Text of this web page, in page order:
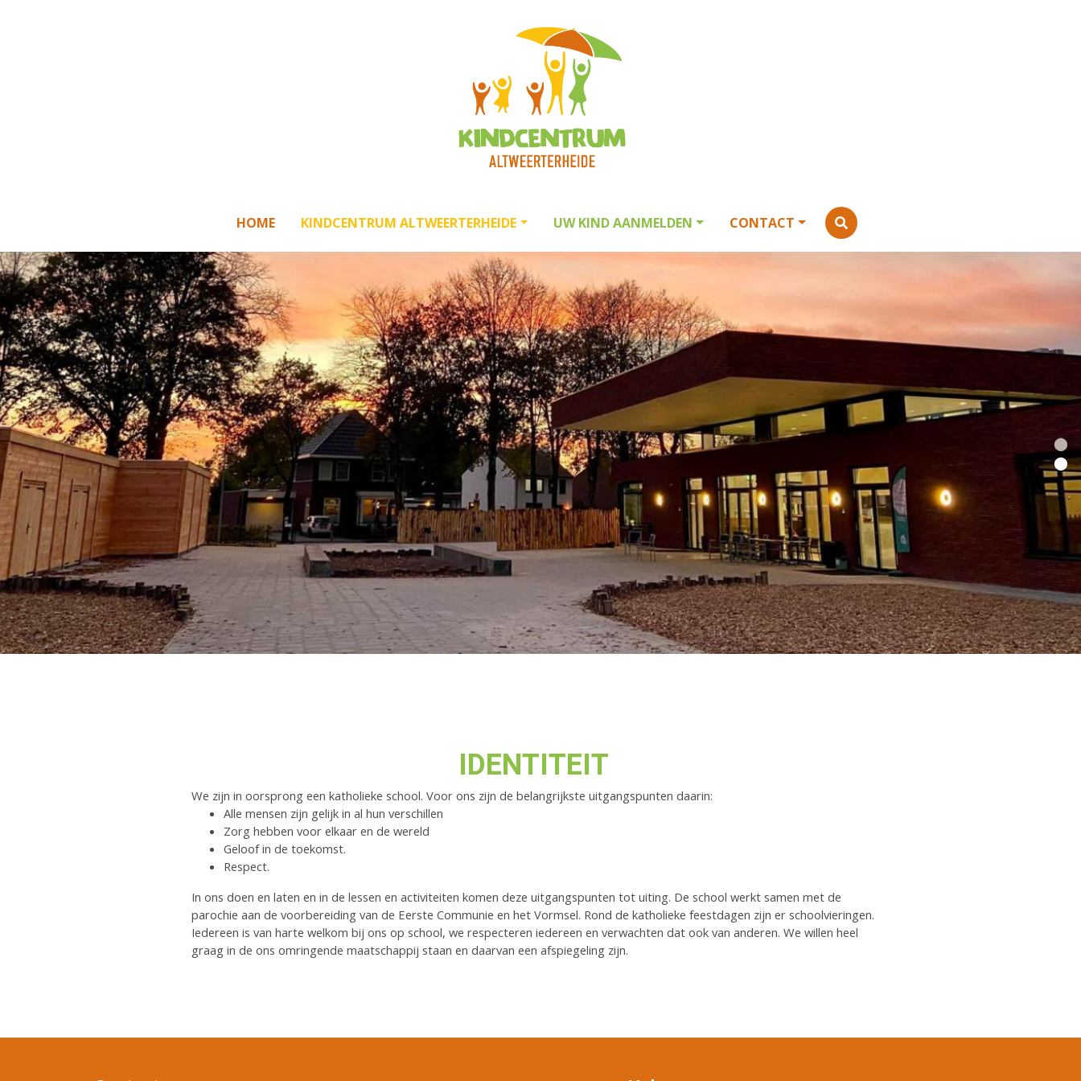
HOME KINDCENTRUM ALTWEERTERHEIDE UW KIND AANMELDEN CONTACT
IDENTITEIT
We zijn in oorsprong een katholieke school. Voor ons zijn de belangrijkste uitgangspunten daarin:
Alle mensen zijn gelijk in al hun verschillen
Zorg hebben voor elkaar en de wereld
Geloof in de toekomst.
Respect.
In ons doen en laten en in de lessen en activiteiten komen deze uitgangspunten tot uiting. De school werkt samen met de
parochie aan de voorbereiding van de Eerste Communie en het Vormsel. Rond de katholieke feestdagen zijn er schoolvieringen.
Iedereen is van harte welkom bij ons op school, we respecteren iedereen en verwachten dat ook van anderen. We willen heel
graag in de ons omringende maatschappij staan en daarvan een afspiegeling zijn.